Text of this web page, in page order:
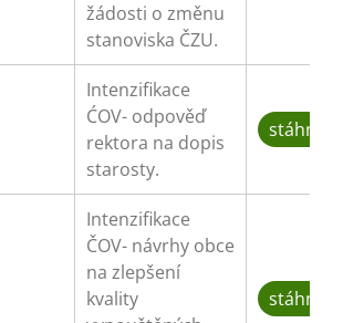
žádosti o změnu
stanoviska ČZU.
Intenzifikace
ĆOV- odpověď
rektora na dopis
starosty.
Intenzifikace
ČOV- návrhy obce
na zlepšení
kvality